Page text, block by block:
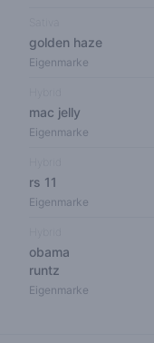
golden haze
Eigenmarke
mac jelly
Eigenmarke
rs 11
Eigenmarke
obama
runtz
Eigenmarke